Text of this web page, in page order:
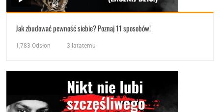
Jak zbudować pewność siebie? Poznaj 11 sposobów!
1,783 Odsłon 3 latatemu